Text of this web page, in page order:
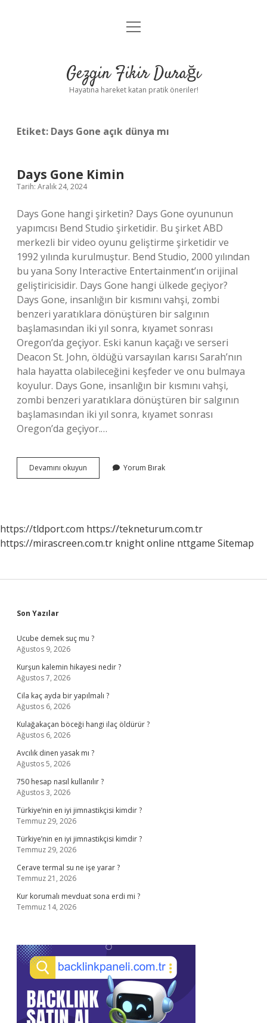
Anasayfa
Yasal Uyarı
menüyü
Gezgin Fikir Durağı
Hayatına hareket katan pratik öneriler!
Etiket: Days Gone açık dünya mı
Days Gone Kimin
Tarih: Aralık 24, 2024
Days Gone hangi şirketin? Days Gone oyununun
yapımcısı Bend Studio şirketidir. Bu şirket ABD
merkezli bir video oyunu geliştirme şirketidir ve
1992 yılında kurulmuştur. Bend Studio, 2000 yılından
bu yana Sony Interactive Entertainment’ın orijinal
geliştiricisidir. Days Gone hangi ülkede geçiyor?
Days Gone, insanlığın bir kısmını vahşi, zombi
benzeri yaratıklara dönüştüren bir salgının
başlamasından iki yıl sonra, kıyamet sonrası
Oregon’da geçiyor. Eski kanun kaçağı ve serseri
Deacon St. John, öldüğü varsayılan karısı Sarah’nın
hala hayatta olabileceğini keşfeder ve onu bulmaya
koyulur. Days Gone, insanlığın bir kısmını vahşi,
zombi benzeri yaratıklara dönüştüren bir salgının
başlamasından iki yıl sonra, kıyamet sonrası
Oregon’da geçiyor.…
Devamını okuyun
Gone
Yorum Bırak
https://tldport.com https://tekneturum.com.tr
https://mirascreen.com.tr knight online nttgame Sitemap
Sidebar
Son Yazılar
Ucube demek suç mu ?
Ağustos 9, 2026
Kurşun kalemin hikayesi nedir ?
Ağustos 7, 2026
Cila kaç ayda bir yapılmalı ?
Ağustos 6, 2026
Kulağakaçan böceği hangi ilaç öldürür ?
Ağustos 6, 2026
Avcılık dinen yasak mı ?
Ağustos 5, 2026
750 hesap nasıl kullanılır ?
Ağustos 3, 2026
Türkiye’nin en iyi jimnastikçisi kimdir ?
Temmuz 29, 2026
Türkiye’nin en iyi jimnastikçisi kimdir ?
Temmuz 29, 2026
Cerave termal su ne işe yarar ?
Temmuz 21, 2026
Kur korumalı mevduat sona erdi mi ?
Temmuz 14, 2026